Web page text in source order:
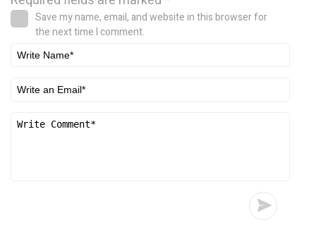
Save my name, email, and website in this browser for
the next time I comment.